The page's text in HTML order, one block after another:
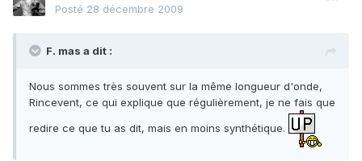
Posté 28 décembre 2009
F. mas a dit :
Nous sommes très souvent sur la même longueur d'onde,
Rincevent, ce qui explique que régulièrement, je ne fais que
redire ce que tu as dit, mais en moins synthétique.